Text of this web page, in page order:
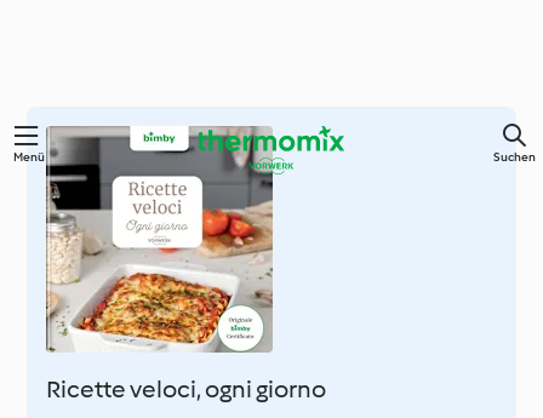
Springe
Hauptinhalt
Menü Suchen
Ricette veloci, ogni giorno